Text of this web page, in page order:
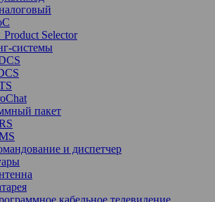
Product Selector
системы
пакет
и диспетчер
кабельное телевидение